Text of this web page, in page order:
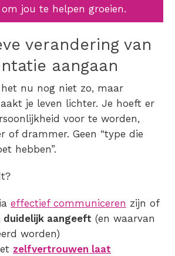
jou te helpen groeien.
verandering van
aangaan
het nu nog niet zo, maar
je leven lichter. Je hoeft er
voor te worden,
of drammer. Geen “type die
hebben”.
effectief communiceren zijn of
duidelijk aangeeft (en waarvan
worden)
zelfvertrouwen laat